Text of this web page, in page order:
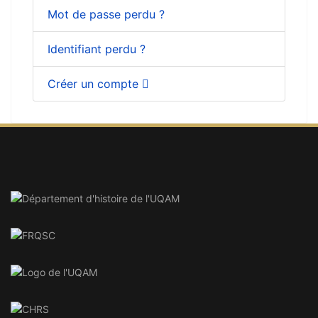
Mot de passe perdu ?
Identifiant perdu ?
Créer un compte